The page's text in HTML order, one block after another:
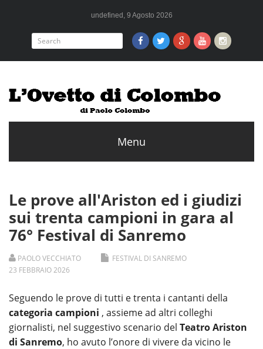
undefined, 9 Agosto 2026
Le prove all'Ariston ed i giudizi
sui trenta campioni in gara al
76° Festival di Sanremo
PAOLO VECCHIATO
FESTIVAL DI SANREMO
23 FEBBRAIO2026
Seguendo le prove di tutti e trenta i cantanti della
categoria campioni , assieme ad altri colleghi
giornalisti, nel suggestivo scenario del Teatro Ariston
di Sanremo, ho avuto l’onore di vivere da vicino le